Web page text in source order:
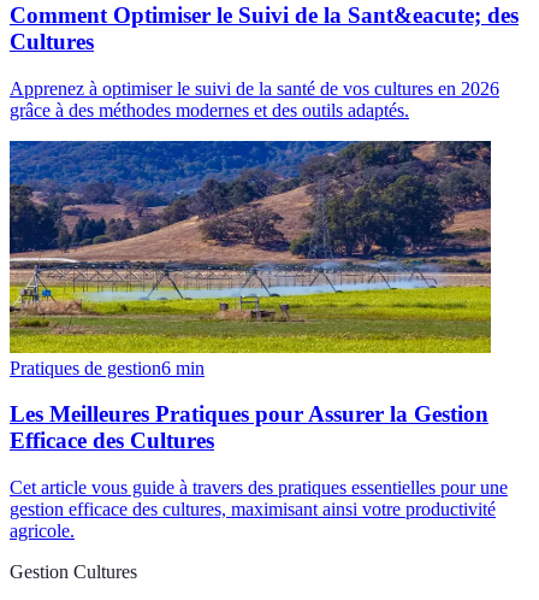
Comment Optimiser le Suivi de la Sant&eacute; des
Cultures
Apprenez à optimiser le suivi de la santé de vos cultures en 2026
grâce à des méthodes modernes et des outils adaptés.
Pratiques de gestion6 min
Les Meilleures Pratiques pour Assurer la Gestion
Efficace des Cultures
Cet article vous guide à travers des pratiques essentielles pour une
gestion efficace des cultures, maximisant ainsi votre productivité
agricole.
Gestion Cultures